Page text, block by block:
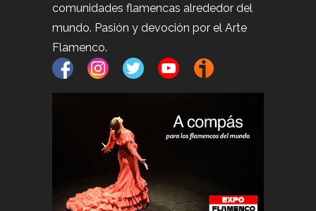
comunidades flamencas alrededor del
mundo. Pasión y devoción por el Arte
Flamenco.